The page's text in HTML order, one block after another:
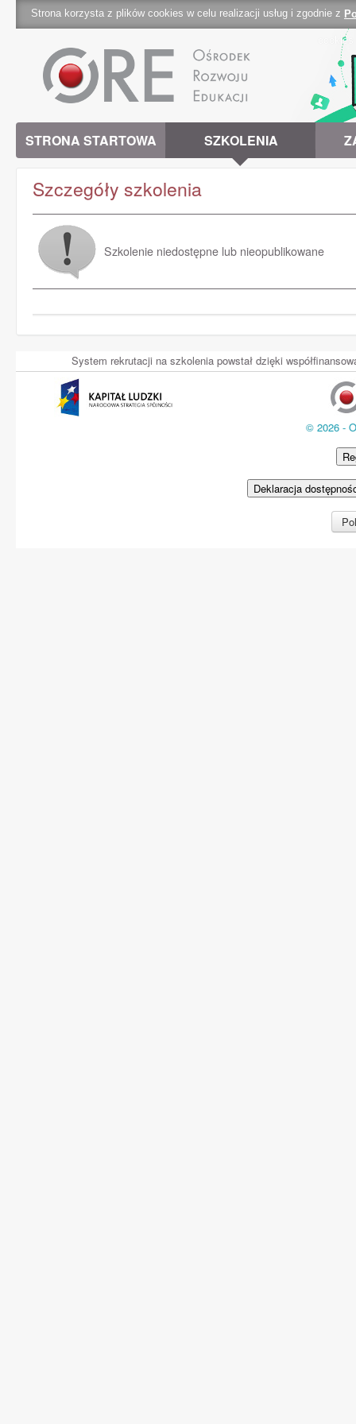
Strona korzysta z plików cookies w celu realizacji usług i zgodnie z
STRONA STARTOWA SZKOLENIA
Szczegóły szkolenia
Szkolenie niedostępne lub nieopublikowane
System rekrutacji na szkolenia powstał dzięki
© 2026 -
Deklaracja